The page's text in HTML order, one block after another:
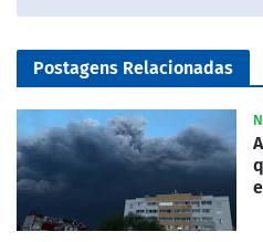
Postagens Relacionadas